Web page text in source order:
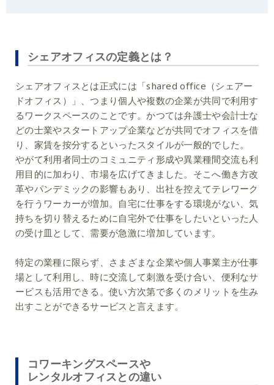
シェアオフィスの定義とは？
シェアオフィスとは正式には「shared office（シェアー
ドオフィス）」、つまり個人や複数の企業が共同で利用す
るワークスペースのことです。かつては弁護士や会計士な
どの士業やスタートアップ企業などが共同でオフィスを借
り、家賃を按分するといったスタイルが一般的でした。
やがて利用者同士のコミュニティ形成や異業種間交流も利
用目的に加わり、市場を広げてきました。そこへ働き方改
革やパンデミックの影響もあり、出社を控えてテレワーク
を行うワーカーが増加。自宅に仕事をする環境がない、気
持ちを切り替えるために自宅外で仕事をしたいといった人
の受け皿として、需要が急激に増加しています。
特定の業種に限らず、さまざまな企業や個人事業主が仕事
場として利用し、時に交流して刺激を受け合い、便利なサ
ービスも活用できる。使い方次第で多くのメリットを生み
出すことができるサービスと言えます。
コワーキングスペースや
レンタルオフィスとの違い